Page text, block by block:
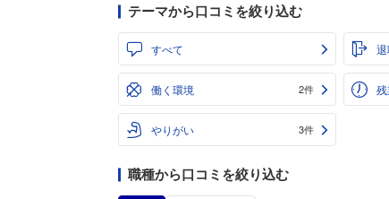
テーマから口コミを絞り込む
すべて
働く環境 2件
やりがい 3件
職種から口コミを絞り込む